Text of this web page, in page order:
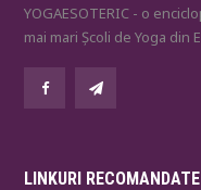
YOGAESOTERIC - o
mai mari Școli de Yoga din
LINKURI RECOMANDATE